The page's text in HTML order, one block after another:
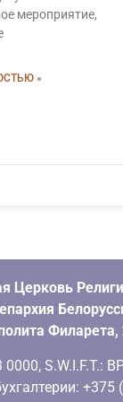
мероприятие,
»
Церковь
Филарета,
S.W.I.F.T.:
+375